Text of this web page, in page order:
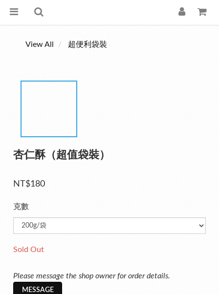
View All 超便利袋裝
杏仁酥（超值袋裝）
NT$180
克數
Sold Out
Please message the shop owner for order details.
MESSAGE